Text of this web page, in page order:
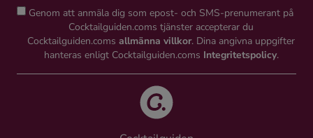
Genom att anmäla dig som epost- och SMS-prenumerant på
Cocktailguiden.coms tjänster accepterar du
Cocktailguiden.coms allmänna villkor. Dina angivna uppgifter
hanteras enligt Cocktailguiden.coms Integritetspolicy.